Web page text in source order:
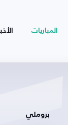
المباريات
بروملي